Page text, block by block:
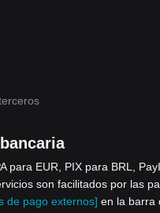
EUR, PIX para BRL,
son facilitados por las
de pago externos] en la barra